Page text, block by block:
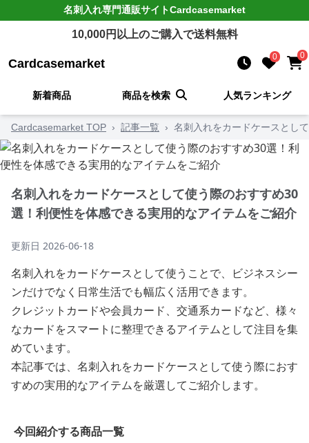
名刺入れ専門通販サイトCardcasemarket
10,000円以上のご購入で送料無料
Cardcasemarket 0 0
新着商品 商品を検索 人気ランキング
Cardcasemarket TOP › 記事一覧 › 名刺入れをカードケースとし
名刺入れをカードケースとして使う際のおすすめ30
選！利便性を体感できる実用的なアイテムをご紹介
更新日 2026-06-18
名刺入れをカードケースとして使うことで、ビジネスシー
ンだけでなく日常生活でも幅広く活用できます。
クレジットカードや会員カード、交通系カードなど、様々
なカードをスマートに整理できるアイテムとして注目を集
めています。
本記事では、名刺入れをカードケースとして使う際におす
すめの実用的なアイテムを厳選してご紹介します。
今回紹介する商品一覧